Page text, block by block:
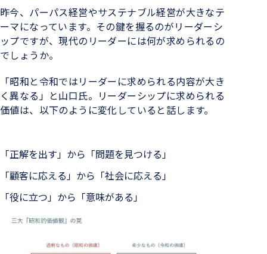
昨今、パーパス経営やサステナブル経営が大きなテ
ーマになっています。その鍵を握るのがリーダーシ
ップですが、現代のリーダーには何が求められるの
でしょうか。
「昭和と令和ではリーダーに求められる内容が大き
く異なる」と山口氏。リーダーシップに求められる
価値は、以下のように変化していると話します。
「正解を出す」から「問題を見つける」
「顧客に応える」から「社会に応える」
「役に立つ」から「意味がある」